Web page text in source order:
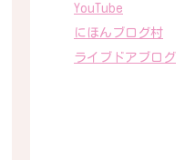
YouTube
にほんブログ村
ライブドアブログ